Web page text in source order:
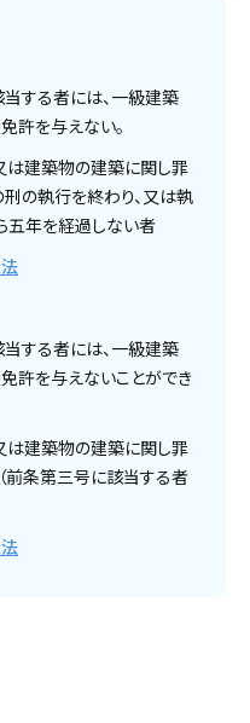
する者には、一級建築
許を与えない。
は建築物の建築に関し罪
の執行を終わり、又は執
五年を経過しない者
する者には、一級建築
許を与えないことができ
建築物の建築に関し罪
前条第三号に該当する者